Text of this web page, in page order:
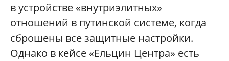
в устройстве «внутриэлитных»
отношений в путинской системе, когда
сброшены все защитные настройки.
Однако в кейсе «Ельцин Центра» есть